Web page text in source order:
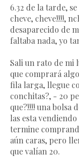
6.32 de la tarde,
cheve, cheve!!!!,
desaparecido de
faltaba nada, yo
Sali un rato de mi
que comprará
fila larga, llegue
conchitas?, - 20
que?!!!! una bolsa
las esta
termine
aún caras, pero
que valían 20.